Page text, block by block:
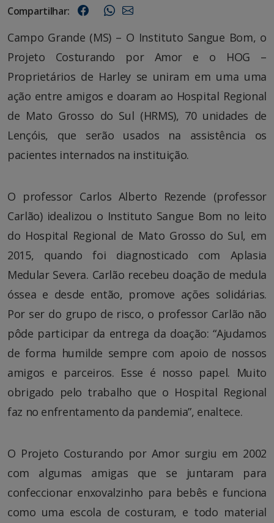
Compartilhar:
Campo Grande (MS) – O Instituto Sangue Bom, o
Projeto Costurando por Amor e o HOG –
Proprietários de Harley se uniram em uma uma
ação entre amigos e doaram ao Hospital Regional
de Mato Grosso do Sul (HRMS), 70 unidades de
Lençóis, que serão usados na assistência os
pacientes internados na instituição.
O professor Carlos Alberto Rezende (professor
Carlão) idealizou o Instituto Sangue Bom no leito
do Hospital Regional de Mato Grosso do Sul, em
2015, quando foi diagnosticado com Aplasia
Medular Severa. Carlão recebeu doação de medula
óssea e desde então, promove ações solidárias.
Por ser do grupo de risco, o professor Carlão não
pôde participar da entrega da doação: “Ajudamos
de forma humilde sempre com apoio de nossos
amigos e parceiros. Esse é nosso papel. Muito
obrigado pelo trabalho que o Hospital Regional
faz no enfrentamento da pandemia”, enaltece.
O Projeto Costurando por Amor surgiu em 2002
com algumas amigas que se juntaram para
confeccionar enxovalzinho para bebês e funciona
como uma escola de costuram, e todo material